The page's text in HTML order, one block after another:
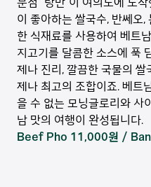
이 좋아하는 쌀국수, 반쎄오
한 식재료를 사용하여 베트
지고기를 달콤한 소스에 푹
제나 진리, 깔끔한 국물의
제나 최고의 조합이죠. 베트
을 수 없는 모닝글로리와 사
남 맛의 여행이 완성됩니다.
Beef Pho 11,000원 /